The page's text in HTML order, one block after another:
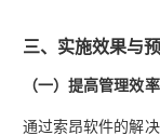
三、实施效果与
（一）提高管理效率
通过索昂软件的解